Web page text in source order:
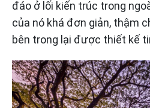
đáo ở lối kiến trúc trong
của nó khá đơn giản, thậm
bên trong lại được thiết kế